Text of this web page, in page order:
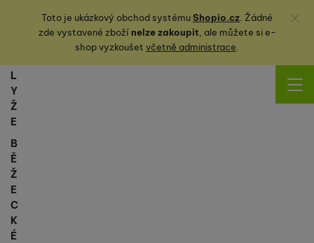
Toto je ukázkový obchod systémuShopio.cz. Žádné
zde vystavené zbožínelze zakoupit, ale můžete sie-
shop vyzkoušet včetně administrace.
Zavřít
L
Y
Ž
E
B
Ě
Ž
E
C
K
É